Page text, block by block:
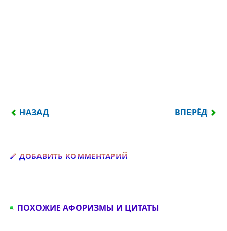
ПРЕДЫДУЩИЙ: В ГОТОВНОСТИ К ОБЛОМУ —
НАЗАД ВПЕРЁД
ДОБАВИТЬ КОММЕНТАРИЙ
ПОХОЖИЕ АФОРИЗМЫ И ЦИТАТЫ